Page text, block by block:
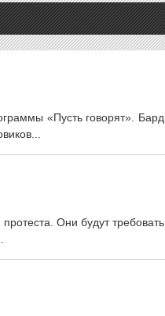
«Пусть говорят». Бард
Они будут требовать